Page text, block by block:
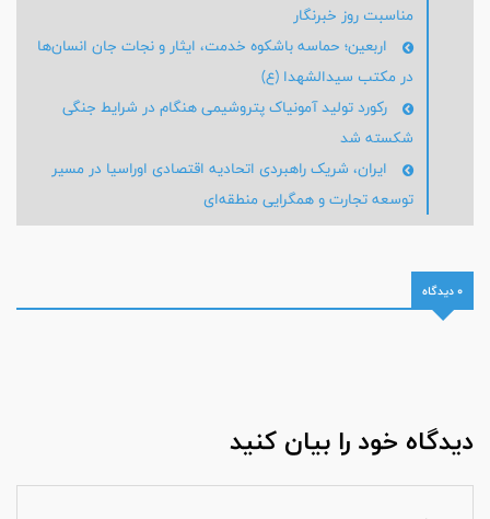
مناسبت روز خبرنگار
اربعین؛ حماسه باشکوه خدمت، ایثار و نجات جان انسان‌ها
در مکتب سیدالشهدا (ع)
رکورد تولید آمونیاک پتروشیمی هنگام در شرایط جنگی
شکسته شد
ایران، شریک راهبردی اتحادیه اقتصادی اوراسیا در مسیر
توسعه تجارت و همگرایی منطقه‌ای
0 دیدگاه
دیدگاه خود را بیان کنید